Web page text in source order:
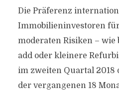
Die Präferenz
Immobilieninvestoren
moderaten Risiken – wie
add oder kleinere
im zweiten Quartal 2018
der vergangenen 18